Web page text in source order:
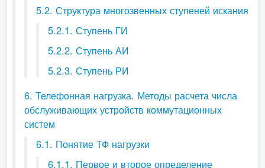
5.2. Структура многозвенных ступеней искания
5.2.1. Ступень ГИ
5.2.2. Ступень АИ
5.2.3. Ступень РИ
6. Телефонная нагрузка. Методы расчета числа
обслуживающих устройств коммутационных
систем
6.1. Понятие ТФ нагрузки
6.1.1. Первое и второе определение